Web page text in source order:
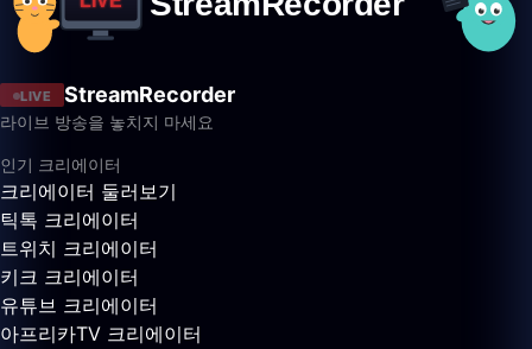
LIVE StreamRecorder
라이브 방송을 놓치지 마세요
인기 크리에이터
크리에이터 둘러보기
틱톡 크리에이터
트위치 크리에이터
키크 크리에이터
유튜브 크리에이터
아프리카TV 크리에이터